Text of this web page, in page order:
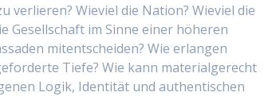
Wieviel die Nation? Wieviel die
Gesellschaft im Sinne einer höheren
mitentscheiden? Wie erlangen
Tiefe? Wie kann materialgerecht
Logik, Identität und authentischen